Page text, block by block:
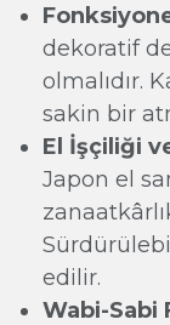
dekoratif
olmalıdır.
sakin bir
El İşçiliği
Japon el
edilir.
Wabi-Sabi